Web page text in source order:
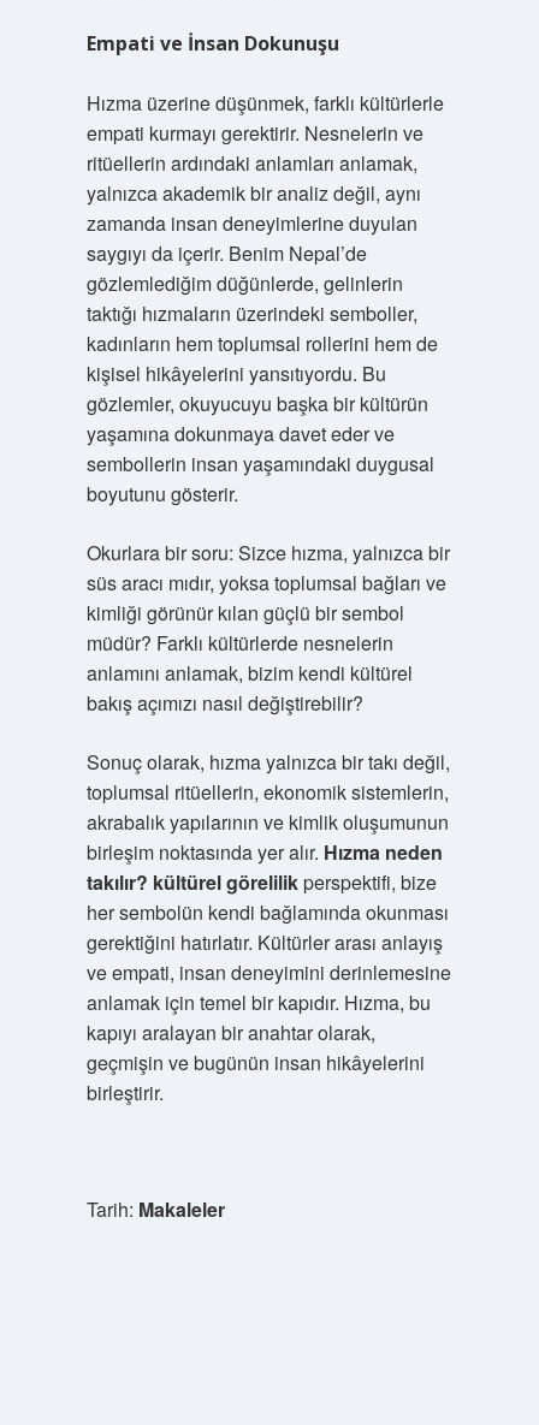
Empati ve İnsan Dokunuşu
Hızma üzerine düşünmek, farklı kültürlerle
empati kurmayı gerektirir. Nesnelerin ve
ritüellerin ardındaki anlamları anlamak,
yalnızca akademik bir analiz değil, aynı
zamanda insan deneyimlerine duyulan
saygıyı da içerir. Benim Nepal’de
gözlemlediğim düğünlerde, gelinlerin
taktığı hızmaların üzerindeki semboller,
kadınların hem toplumsal rollerini hem de
kişisel hikâyelerini yansıtıyordu. Bu
gözlemler, okuyucuyu başka bir kültürün
yaşamına dokunmaya davet eder ve
sembollerin insan yaşamındaki duygusal
boyutunu gösterir.
Okurlara bir soru: Sizce hızma, yalnızca bir
süs aracı mıdır, yoksa toplumsal bağları ve
kimliği görünür kılan güçlü bir sembol
müdür? Farklı kültürlerde nesnelerin
anlamını anlamak, bizim kendi kültürel
bakış açımızı nasıl değiştirebilir?
Sonuç olarak, hızma yalnızca bir takı değil,
toplumsal ritüellerin, ekonomik sistemlerin,
akrabalık yapılarının ve kimlik oluşumunun
birleşim noktasında yer alır. Hızma neden
takılır? kültürel görelilikperspektifi, bize
her sembolün kendi bağlamında okunması
gerektiğini hatırlatır. Kültürler arası anlayış
ve empati, insan deneyimini derinlemesine
anlamak için temel bir kapıdır. Hızma, bu
kapıyı aralayan bir anahtar olarak,
geçmişin ve bugünün insan hikâyelerini
birleştirir.
Tarih: Makaleler